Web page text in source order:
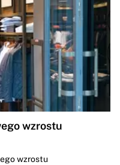
wzrostu
wzrostu